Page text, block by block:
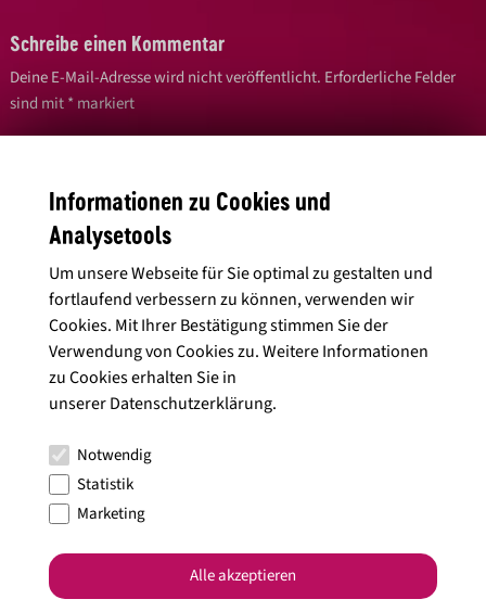
Schreibe einen Kommentar
Deine E-Mail-Adresse wird nicht veröffentlicht. Erforderliche Felder
sind mit* markiert
Kommentar*
Informationen zu Cookies und
Analysetools
Um unsere Webseite für Sie optimal zu gestalten und
fortlaufend verbessern zu können, verwenden wir
Cookies. Mit Ihrer Bestätigung stimmen Sie der
Verwendung von Cookies zu. Weitere Informationen
zu Cookies erhalten Sie in
unsererDatenschutzerklärung.
Notwendig
Statistik
Marketing
Alle akzeptieren